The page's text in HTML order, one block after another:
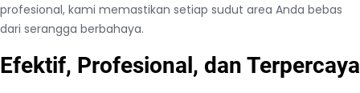
profesional, kami memastikan setiap sudut area Anda bebas
dari serangga berbahaya.
Efektif, Profesional, dan Terpercaya